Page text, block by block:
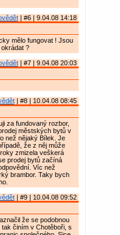
| #6 | 9.04.08 14:18
mělo fungovat ! Jsou
?
| #7 | 9.04.08 20:03
| #8 | 10.04.08 08:45
za fundovaný rozbor,
městských bytů v
než nějaký Bílek. Je
že z něj může
zmizela veškerá
prodej bytů začíná
Víc než
brambor. Taky bych
| #9 | 10.04.08 09:52
že se podobnou
činím v Chotěboři, s